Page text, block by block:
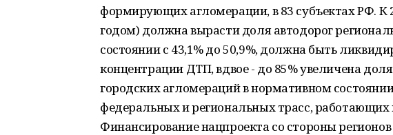
формирующих агломерации, в 83 субъектах РФ. К
годом) должна вырасти доля автодорог
состоянии с 43,1% до 50,9%, должна быть
концентрации ДТП, вдвое - до 85% увеличена
городских агломераций в нормативном
федеральных и региональных трасс, работающих
Финансирование нацпроекта со стороны